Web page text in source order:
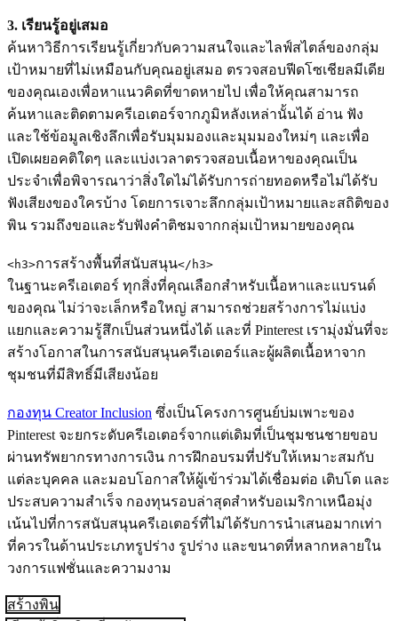
3. เรียนรู้อยู่เสมอ
ค้นหาวิธีการเรียนรู้เกี่ยวกับความสนใจและไลฟ์สไตล์ของกลุ่ม
เป้าหมายที่ไม่เหมือนกับคุณอยู่เสมอ ตรวจสอบฟีดโซเชียลมีเดีย
ของคุณเองเพื่อหาแนวคิดที่ขาดหายไป เพื่อให้คุณสามารถ
ค้นหาและติดตามครีเอเตอร์จากภูมิหลังเหล่านั้นได้ อ่าน ฟัง
และใช้ข้อมูลเชิงลึกเพื่อรับมุมมองและมุมมองใหม่ๆ และเพื่อ
เปิดเผยอคติใดๆ และแบ่งเวลาตรวจสอบเนื้อหาของคุณเป็น
ประจำเพื่อพิจารณาว่าสิ่งใดไม่ได้รับการถ่ายทอดหรือไม่ได้รับ
ฟังเสียงของใครบ้าง โดยการเจาะลึกกลุ่มเป้าหมายและสถิติของ
พิน รวมถึงขอและรับฟังคำติชมจากกลุ่มเป้าหมายของคุณ
<h3>การสร้างพื้นที่สนับสนุน</h3>
ในฐานะครีเอเตอร์ ทุกสิ่งที่คุณเลือกสำหรับเนื้อหาและแบรนด์
ของคุณ ไม่ว่าจะเล็กหรือใหญ่ สามารถช่วยสร้างการไม่แบ่ง
แยกและความรู้สึกเป็นส่วนหนึ่งได้ และที่ Pinterest เรามุ่งมั่นที่จะ
สร้างโอกาสในการสนับสนุนครีเอเตอร์และผู้ผลิตเนื้อหาจาก
ชุมชนที่มีสิทธิ์มีเสียงน้อย
กองทุน Creator Inclusion ซึ่งเป็นโครงการศูนย์บ่มเพาะของ
Pinterest จะยกระดับครีเอเตอร์จากแต่เดิมที่เป็นชุมชนชายขอบ
ผ่านทรัพยากรทางการเงิน การฝึกอบรมที่ปรับให้เหมาะสมกับ
แต่ละบุคคล และมอบโอกาสให้ผู้เข้าร่วมได้เชื่อมต่อ เติบโต และ
ประสบความสำเร็จ กองทุนรอบล่าสุดสำหรับอเมริกาเหนือมุ่ง
เน้นไปที่การสนับสนุนครีเอเตอร์ที่ไม่ได้รับการนำเสนอมากเท่า
ที่ควรในด้านประเภทรูปร่าง รูปร่าง และขนาดที่หลากหลายใน
วงการแฟชั่นและความงาม
สร้างพิน